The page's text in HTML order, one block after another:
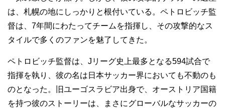
は、札幌の地にしっかりと根付いている。ペトロビッチ監
督は、7年間にわたってチームを指揮し、その攻撃的なス
タイルで多くのファンを魅了してきた。
ペトロビッチ監督は、Jリーグ史上最多となる594試合で
指揮を執り、彼の名は日本サッカー界においても不動のも
のとなった。旧ユーゴスラビア出身で、オーストリア国籍
を持つ彼のストーリーは、まさにグローバルなサッカーの